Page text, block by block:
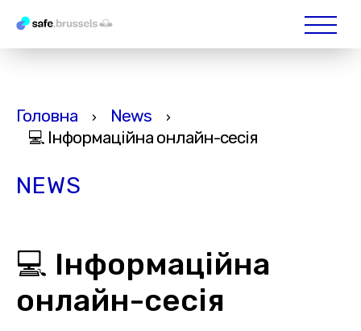
Головна › News ›
💻 Інформаційна онлайн-сесія
NEWS
💻 Інформаційна
онлайн-сесія